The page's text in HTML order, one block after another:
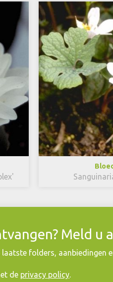
Meld u
folders, aanbiedingen
de privacy policy.